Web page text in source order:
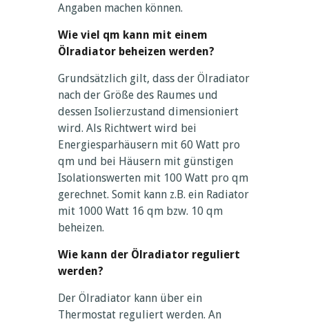
Angaben machen können.
Wie viel qm kann mit einem
Ölradiator beheizen werden?
Grundsätzlich gilt, dass der Ölradiator
nach der Größe des Raumes und
dessen Isolierzustand dimensioniert
wird. Als Richtwert wird bei
Energiesparhäusern mit 60 Watt pro
qm und bei Häusern mit günstigen
Isolationswerten mit 100 Watt pro qm
gerechnet. Somit kann z.B. ein Radiator
mit 1000 Watt 16 qm bzw. 10 qm
beheizen.
Wie kann der Ölradiator reguliert
werden?
Der Ölradiator kann über ein
Thermostat reguliert werden. An